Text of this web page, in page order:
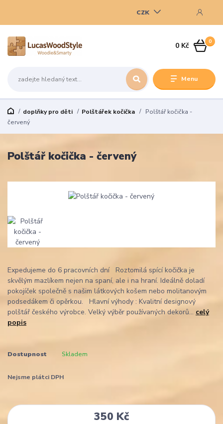
Menu
CZK
0
0 Kč
doplňky pro děti Polštářek kočička
Polštář kočička -
červený
Polštář kočička - červený
Expedujeme do 6 pracovních dní Roztomilá spící kočička je
skvělým mazlíkem nejen na spaní, ale i na hraní. Ideálně doladí
pokojíček společně s našim látkových košem nebo molitanovým
podsedákem či opěrkou. Hlavní výhody : Kvalitní designový
polštář českého výrobce. Velký výběr používaných dekorů... celý
popis
Dostupnost Skladem
Nejsme plátci DPH
350 Kč